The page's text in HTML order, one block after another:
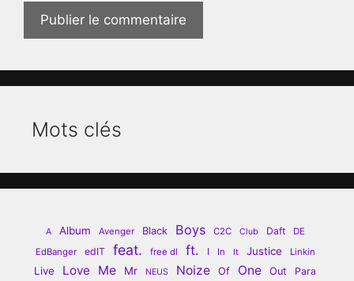
Mots clés
A Album Avenger Black Boys C2C Club Daft
DE
EdBanger
edIT feat. free dl ft. I In It Justice Linkin
Live Love Me Mr NEUS Noize Of One Out Para